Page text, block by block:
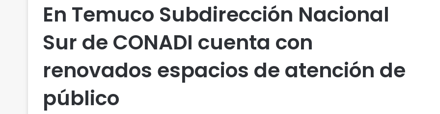
En Temuco Subdirección Nacional
Sur de CONADI cuenta con
renovados espacios de atención de
público